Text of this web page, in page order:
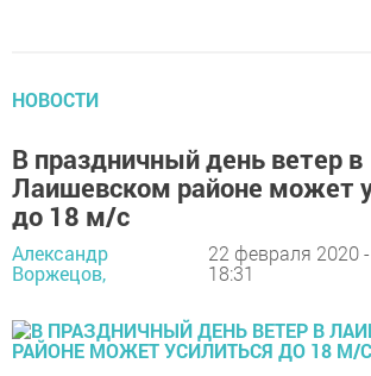
НОВОСТИ
В праздничный день ветер в
Лаишевском районе может
до 18 м/с
Александр
Воржецов,
22 февраля 2020 -
18:31